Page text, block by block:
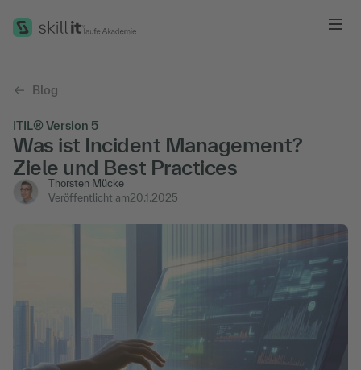
Blog
ITIL® Version 5
Was ist Incident Management?
Ziele und Best Practices
Thorsten Mücke
Veröffentlicht am20.1.2025